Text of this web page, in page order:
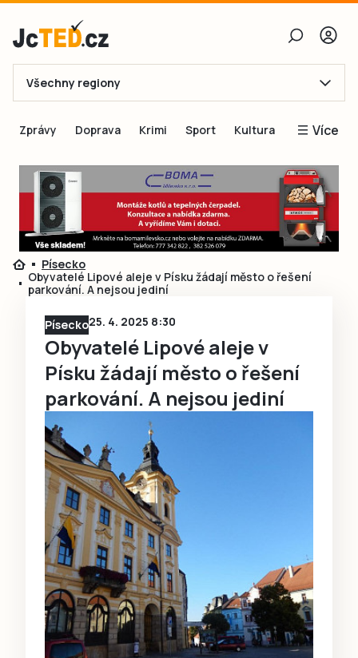
E-mail
Obnovit heslo
Přihlásit se
Ještě nemám účet, chci se
Všechny regiony
Zprávy Doprava Krimi Sport Kultura Více
Blogy
Inspirace
Čtenáři píší
Speciální přílohy
Písecko
Obyvatelé Lipové aleje v Písku žádají město o řešení
parkování. A nejsou jediní
Písecko25. 4. 2025 8:30
Obyvatelé Lipové aleje v
Písku žádají město o řešení
parkování. A nejsou jediní